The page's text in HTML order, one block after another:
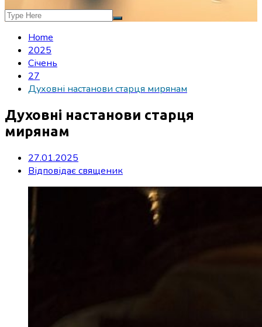
Home
2025
Січень
27
Духовні настанови старця мирянам
Духовні настанови старця
мирянам
27.01.2025
Відповідає священик